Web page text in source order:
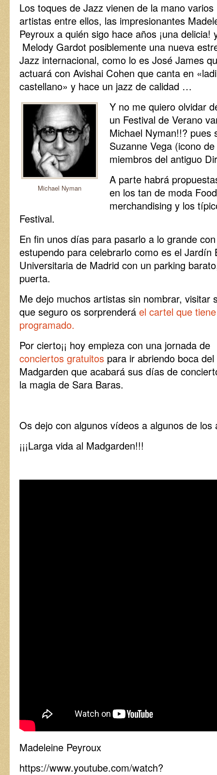
Los toques de Jazz vienen de la mano varios
artistas entre ellos, las impresionantes
Peyroux a quién sigo hace años ¡una delicia!
Melody Gardot posiblemente una nueva
Jazz internacional, como lo es José James
actuará con Avishai Cohen que canta en
castellano» y hace un jazz de calidad …
Michael Nyman
Y no me quiero olvidar
un Festival de Verano
Michael Nyman!!?
Suzanne Vega (icono
miembros del antiguo
A parte habrá
en los tan de moda
merchandising y los
Festival.
En fin unos días para pasarlo a lo grande
estupendo para celebrarlo como es el Jardín
Universitaria de Madrid con un parking
puerta.
Me dejo muchos artistas sin nombrar, visitar
que seguro os sorprenderá el cartel que tiene
programado.
Por cierto¡¡ hoy empieza con una jornada de
conciertos gratuitos para ir abriendo boca del
Madgarden que acabará sus días de
la magia de Sara Baras.
Os dejo con algunos vídeos a algunos de los
¡¡¡Larga vida al Madgarden!!!
Madeleine Peyroux
https://www.youtube.com/watch?